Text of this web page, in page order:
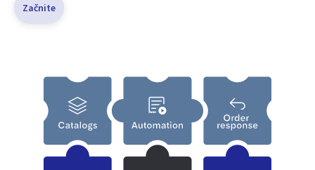
Začnite